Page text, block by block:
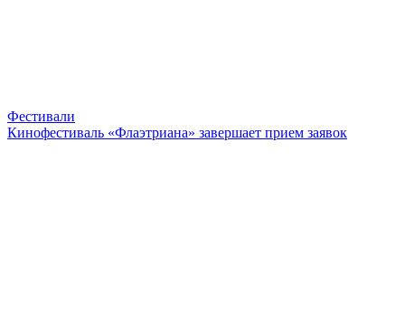
Фестивали
Кинофестиваль «Флаэтриана» завершает прием заявок